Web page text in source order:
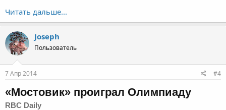
Читать дальше...
Joseph
Пользователь
7 Апр 2014 #4
«Мостовик» проиграл Олимпиаду
RBC Daily